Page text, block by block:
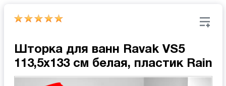
Шторка для ванн Ravak VS5
113,5x133 см белая, пластик Rain